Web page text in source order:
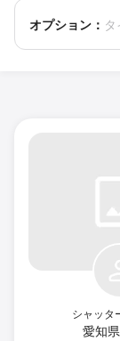
オプション：
シャッタ
愛知